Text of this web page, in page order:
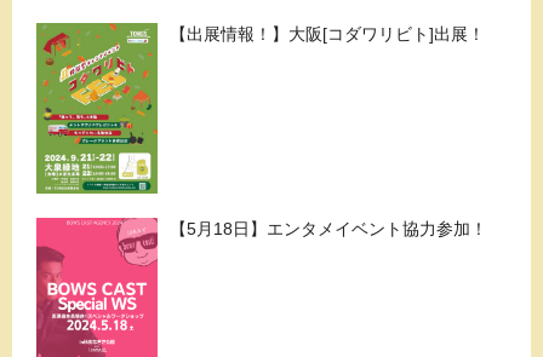
【出展情報！】大阪[コダワリビト]出展！
【5月18日】エンタメイベント協力参加！